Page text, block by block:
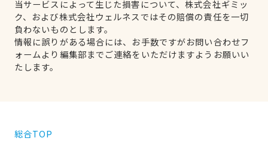
当サービスによって生じた損害について、株式会社ギミッ
ク、および株式会社ウェルネスではその賠償の責任を一切
負わないものとします。
情報に誤りがある場合には、お手数ですがお問い合わせフ
ォームより編集部までご連絡をいただけますようお願いい
たします。
総合TOP